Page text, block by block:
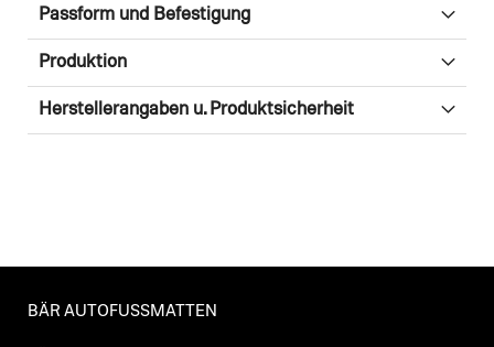
Passform und Befestigung
Produktion
Herstellerangaben u. Produktsicherheit
BÄR AUTOFUSSMATTEN